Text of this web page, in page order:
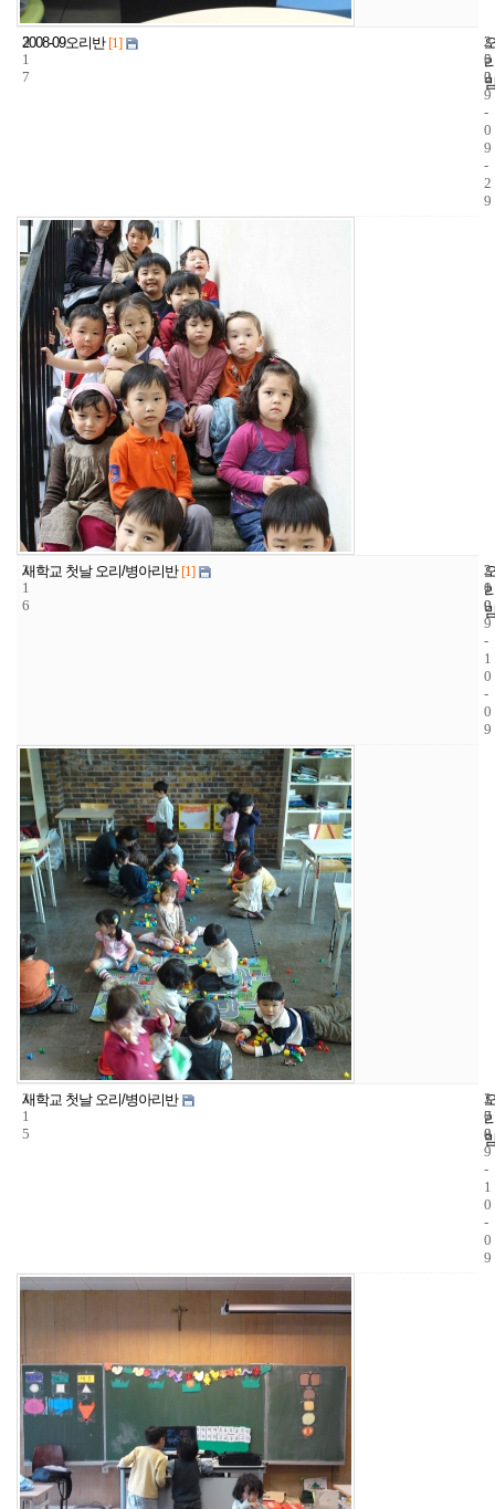
3
1
7
2008-09오리반 [1]
2
5
2
2
0
0
9
-
0
9
-
2
9
3
1
6
새학교 첫날 오리/병아리반 [1]
2
1
9
2
0
0
9
-
1
0
-
0
9
3
1
5
새학교 첫날 오리/병아리반
1
7
8
2
0
0
9
-
1
0
-
0
9